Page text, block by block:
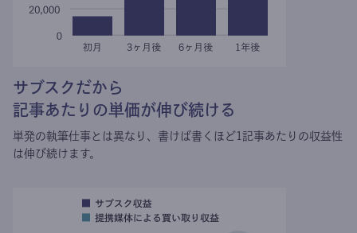
サブスクだから
記事あたりの単価が伸び続ける
単発の執筆仕事とは異なり、 書けば書くほど1記事あたりの収益性
は伸び続けます。